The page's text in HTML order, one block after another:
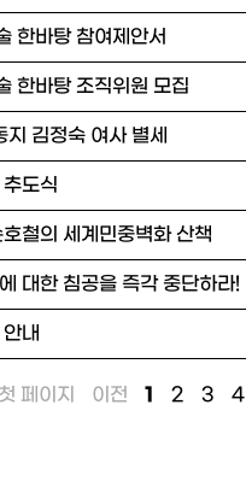
한바탕 참여제안서
한바탕 조직위원 모집
김정숙 여사 별세
도식
철의 세계민중벽화 산책
대한 침공을 즉각 중단하라!
내
첫 페이지 이전 1 2 3 4